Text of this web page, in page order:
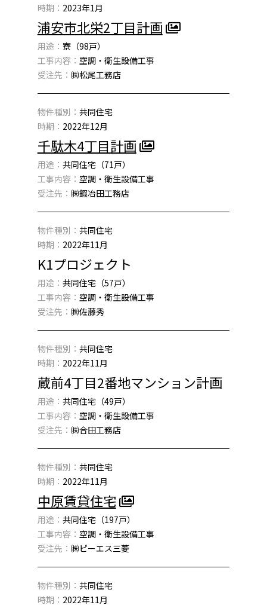
時期： 2023年1月
浦安市北栄2丁目計画
用途： 寮（98戸）
工事内容： 空調・衛生設備工事
受注先： ㈱松尾工務店
物件種別： 共同住宅
時期： 2022年12月
千駄木4丁目計画
用途： 共同住宅（71戸）
工事内容： 空調・衛生設備工事
受注先： ㈱鍜冶田工務店
物件種別： 共同住宅
時期： 2022年11月
K1プロジェクト
用途： 共同住宅（57戸）
工事内容： 空調・衛生設備工事
受注先： ㈱佐藤秀
物件種別： 共同住宅
時期： 2022年11月
蔵前4丁目2番地マンション計画
用途： 共同住宅（49戸）
工事内容： 空調・衛生設備工事
受注先： ㈱合田工務店
物件種別： 共同住宅
時期： 2022年11月
中原賃貸住宅
用途： 共同住宅（197戸）
工事内容： 空調・衛生設備工事
受注先： ㈱ピーエス三菱
物件種別： 共同住宅
時期： 2022年11月